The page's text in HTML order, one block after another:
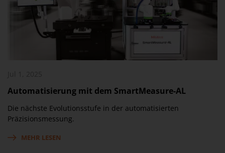
Automatisierung mit dem SmartMeasure-AL
Die nächste Evolutionsstufe in der automatisierten
Präzisionsmessung.
MEHR LESEN